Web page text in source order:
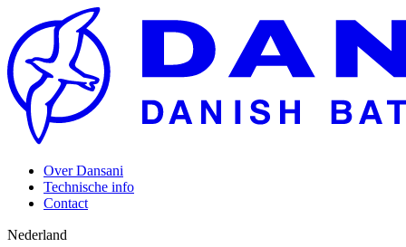
Over Dansani
Technische info
Contact
Nederland